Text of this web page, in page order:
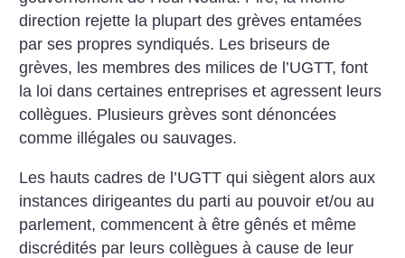
direction rejette la plupart des grèves entamées
par ses propres syndiqués. Les briseurs de
grèves, les membres des milices de l’UGTT, font
la loi dans certaines entreprises et agressent leurs
collègues. Plusieurs grèves sont dénoncées
comme illégales ou sauvages.
Les hauts cadres de l’UGTT qui siègent alors aux
instances dirigeantes du parti au pouvoir et/ou au
parlement, commencent à être gênés et même
discrédités par leurs collègues à cause de leur